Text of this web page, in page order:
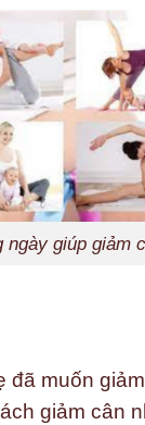
ngày giúp giảm
đã muốn
giảm cân